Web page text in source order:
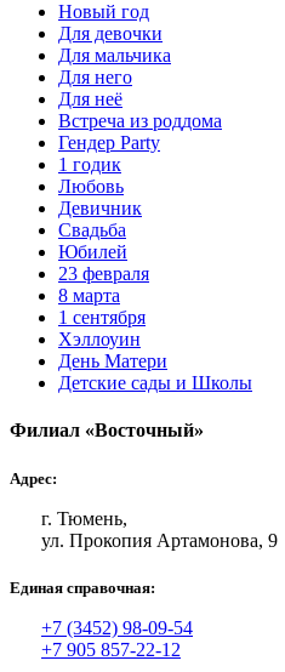
Новый год
Для девочки
Для мальчика
Для него
Для неё
Встреча из роддома
Гендер Party
1 годик
Любовь
Девичник
Свадьба
Юбилей
23 февраля
8 марта
1 сентября
Хэллоуин
День Матери
Детские сады и Школы
Филиал «Восточный»
Адрес:
г. Тюмень,
ул. Прокопия Артамонова, 9
Единая справочная:
+7 (3452) 98-09-54
+7 905 857-22-12